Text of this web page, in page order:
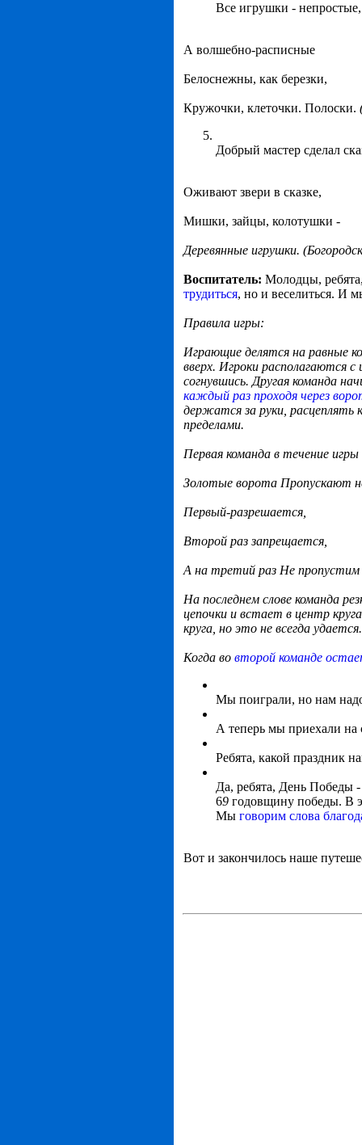
Все игрушки - непростые,
А волшебно-расписные
Белоснежны, как березки,
Кружочки, клеточки. Полоски.
Добрый мастер сделал
Оживают звери в сказке,
Мишки, зайцы, колотушки -
Деревянные игрушки.
Воспитатель: Молодцы,
трудиться, но и веселиться. И
Правила игры:
Играющие делятся на равные
вверх. Игроки располагаются
согнувшись. Другая команда
каждый раз проходя через
держатся за руки, расцеплять
пределами.
Первая команда в течение
Золотые ворота Пропускают
Первый-разрешается,
Второй раз запрещается,
А на третий раз Не пропустим
На последнем слове команда
цепочки и встает в центр
круга, но это не всегда удается.
Когда во второй команде
Мы поиграли, но нам
А теперь мы приехали
Ребята, какой праздник
Да, ребята, День Победы
69 годовщину победы. В
Мы говорим слова
Вот и закончилось наше